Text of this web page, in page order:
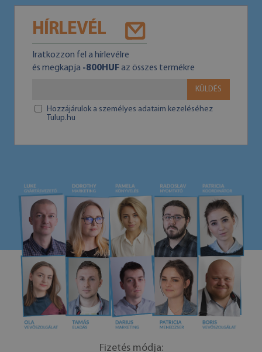
HÍRLEVÉL
Iratkozzon fel a hírlevélre
és megkapja -800HUFaz összes termékre
KÜLDÉS
Hozzájárulok a személyes adataim kezeléséhez
Tulup.hu
Fizetés módja: